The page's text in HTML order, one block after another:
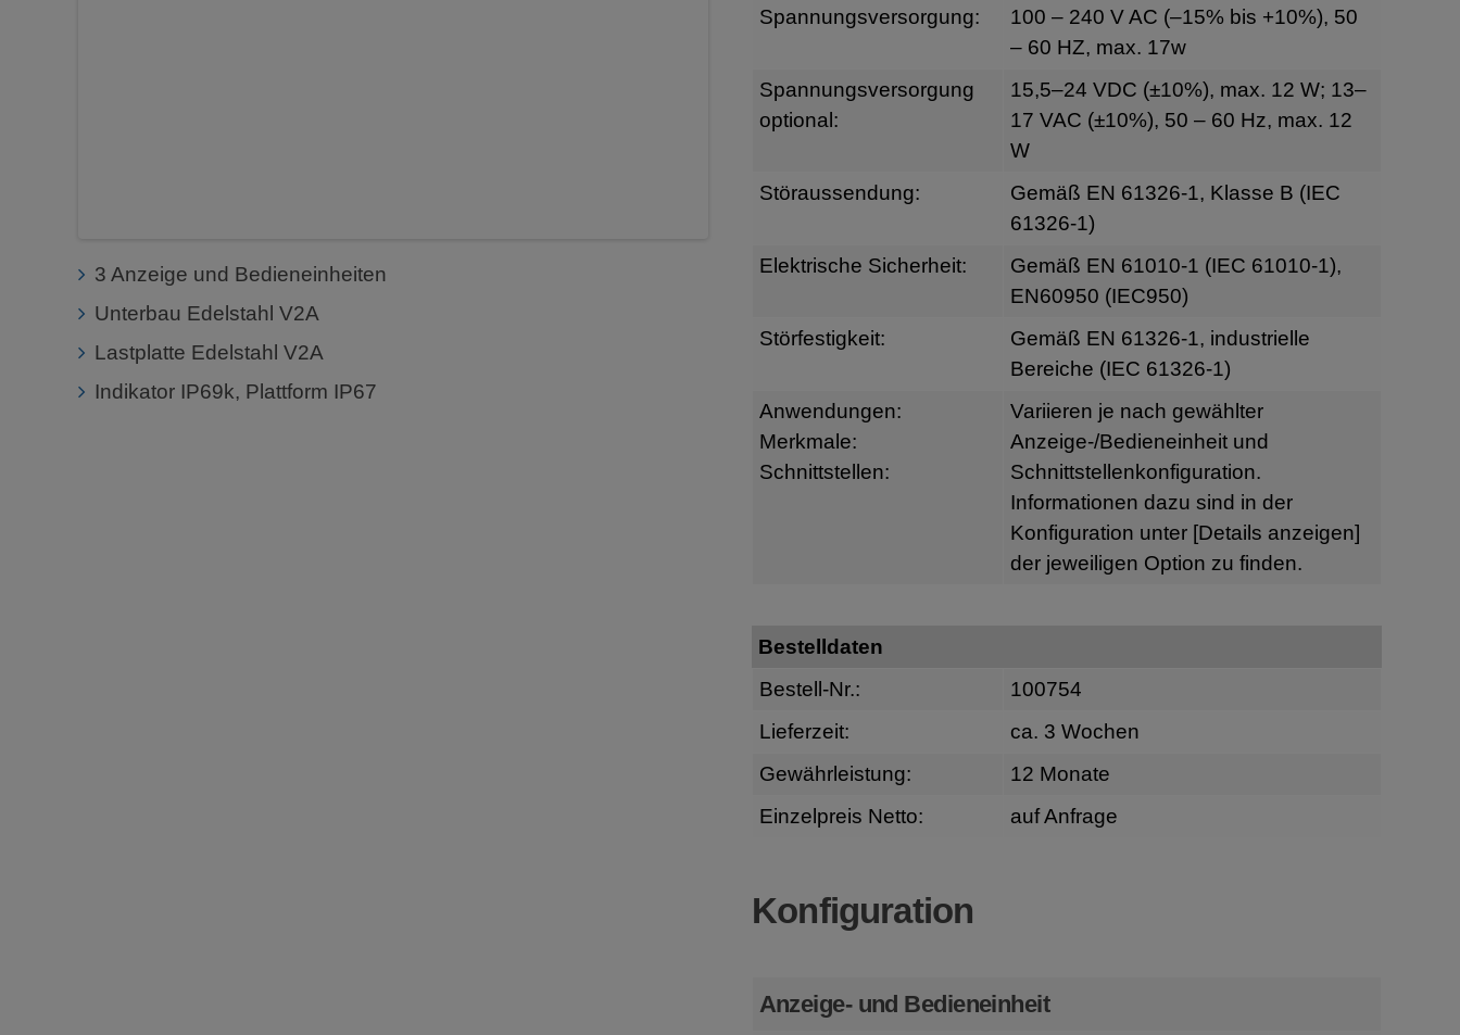
3 Anzeige und Bedieneinheiten
Unterbau Edelstahl V2A
Lastplatte Edelstahl V2A
Indikator IP69k, Plattform IP67
Spannungsversorgung:
100 – 240 V AC (–15% bis +10%), 50
– 60 HZ, max. 17w
Spannungsversorgung
optional:
15,5–24 VDC (±10%), max. 12 W; 13–
17 VAC (±10%), 50 – 60 Hz, max. 12
W
Störaussendung:
Gemäß EN 61326-1, Klasse B (IEC
61326-1)
Elektrische Sicherheit:
Gemäß EN 61010-1 (IEC 61010-1),
EN60950 (IEC950)
Störfestigkeit:
Gemäß EN 61326-1, industrielle
Bereiche (IEC 61326-1)
Anwendungen:
Merkmale:
Schnittstellen:
Variieren je nach gewählter
Anzeige-/Bedieneinheit und
Schnittstellenkonfiguration.
Informationen dazu sind in der
Konfiguration unter [Details anzeigen]
der jeweiligen Option zu finden.
Bestelldaten
Bestell-Nr.:
100754
Lieferzeit:
ca. 3 Wochen
Gewährleistung:
12 Monate
Einzelpreis Netto:
auf Anfrage
Konfiguration
Anzeige- und Bedieneinheit